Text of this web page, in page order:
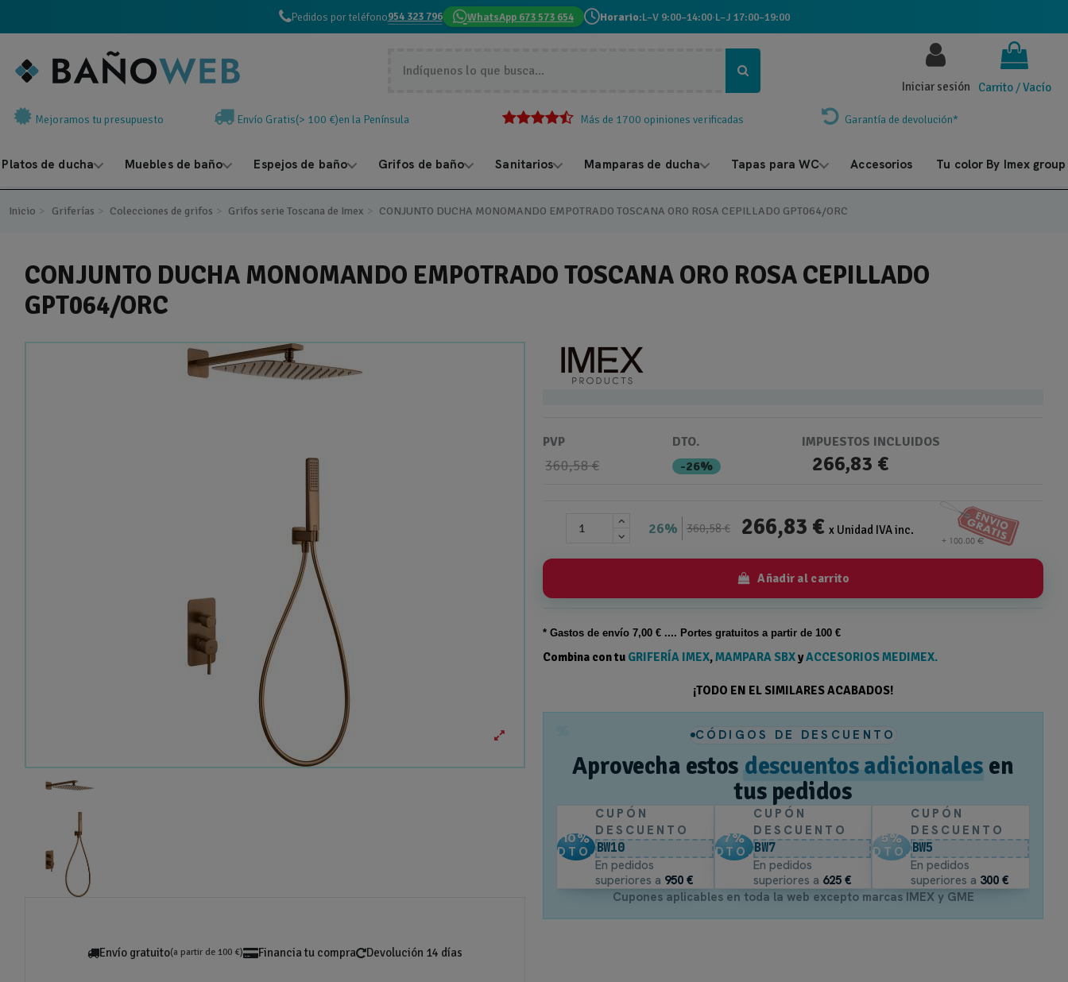
Pedidos por teléfono954 323 796 WhatsApp 673 573 654 Horario:L–V 9:00–14:00·L–J 17:00–19:00
Carrito /Vacío
Iniciar sesión
Mejoramos tu presupuesto Envío Gratis(> 100 €)en la Península Más de 1700 opiniones verificadas Garantía de devolución*
Platos de ducha Muebles de baño Espejos de baño Grifos de baño Sanitarios Mamparas de ducha Tapas para WC Accesorios Tu color By Imex group
Inicio Griferías Colecciones de grifos Grifos serie Toscana de Imex CONJUNTO DUCHA MONOMANDO EMPOTRADO TOSCANA ORO ROSA CEPILLADO GPT064/ORC
CONJUNTO DUCHA MONOMANDO EMPOTRADO TOSCANA ORO ROSA CEPILLADO
GPT064/ORC
Envío gratuito(a partir de 100 €) Financia tu compra Devolución 14 días
PVP
360,58 €
DTO.
-26%
IMPUESTOS INCLUIDOS
266,83 €
26% 360,58 € 266,83 € x Unidad IVA inc.
Añadir al carrito
* Gastos deenvío 7,00 € .... Portes gratuitos a partir de 100 €
Combina con tu GRIFERÍA IMEX,MAMPARA SBXyACCESORIOS MEDIMEX.
¡TODO EN EL SIMILARES ACABADOS!
CÓDIGOS DE DESCUENTO
Aprovecha estos descuentos adicionales en
tus pedidos
10%
DTO.
CUPÓN
DESCUENTO
BW10
En pedidos
superiores a 950 €
7%
DTO.
CUPÓN
DESCUENTO
BW7
En pedidos
superiores a 625 €
5%
DTO.
CUPÓN
DESCUENTO
BW5
En pedidos
superiores a 300 €
Cupones aplicables en toda la web excepto marcas IMEX y GME